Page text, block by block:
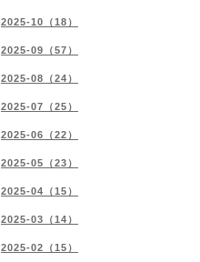
2025-10（18）
2025-09（57）
2025-08（24）
2025-07（25）
2025-06（22）
2025-05（23）
2025-04（15）
2025-03（14）
2025-02（15）